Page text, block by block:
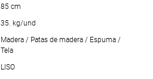
85 cm
35. kg/und
Madera / Patas de madera / Espuma /
Tela
LISO